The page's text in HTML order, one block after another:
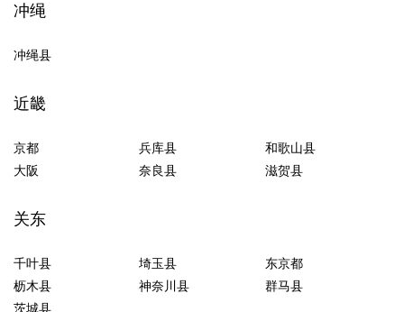
冲绳
冲绳县
近畿
京都 兵库县
和歌山县
大阪
奈良县 滋贺县
关东
千叶县 埼玉县
东京都
枥木县
神奈川县
群马县
茨城县